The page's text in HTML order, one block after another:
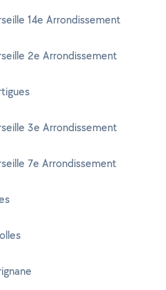
14e Arrondissement
2e Arrondissement
3e Arrondissement
7e Arrondissement